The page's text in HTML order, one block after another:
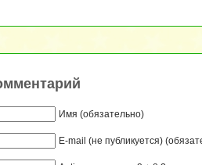
Имя (обязательно)
E-mail (не публикуется)